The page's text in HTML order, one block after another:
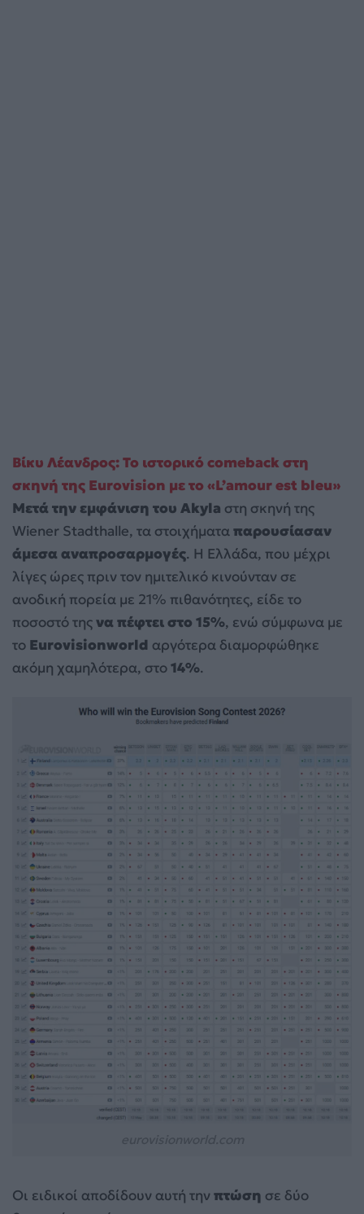
Βίκυ Λέανδρος: Το ιστορικό comeback στη
σκηνή της Eurovision με το «L’amour est bleu»
Μετά την εμφάνιση του Akyla στη σκηνή της
Wiener Stadthalle, τα στοιχήματαπαρουσίασαν
άμεσα αναπροσαρμογές. Η Ελλάδα, που μέχρι
λίγες ώρες πριν τον ημιτελικό κινούνταν σε
ανοδική πορεία με 21% πιθανότητες, είδε το
ποσοστό τηςνα πέφτει στο 15%, ενώ σύμφωνα με
το Eurovisionworld αργότερα διαμορφώθηκε
ακόμη χαμηλότερα, στο14%.
Οι ειδικοί αποδίδουν αυτή τηνπτώση σε δύο